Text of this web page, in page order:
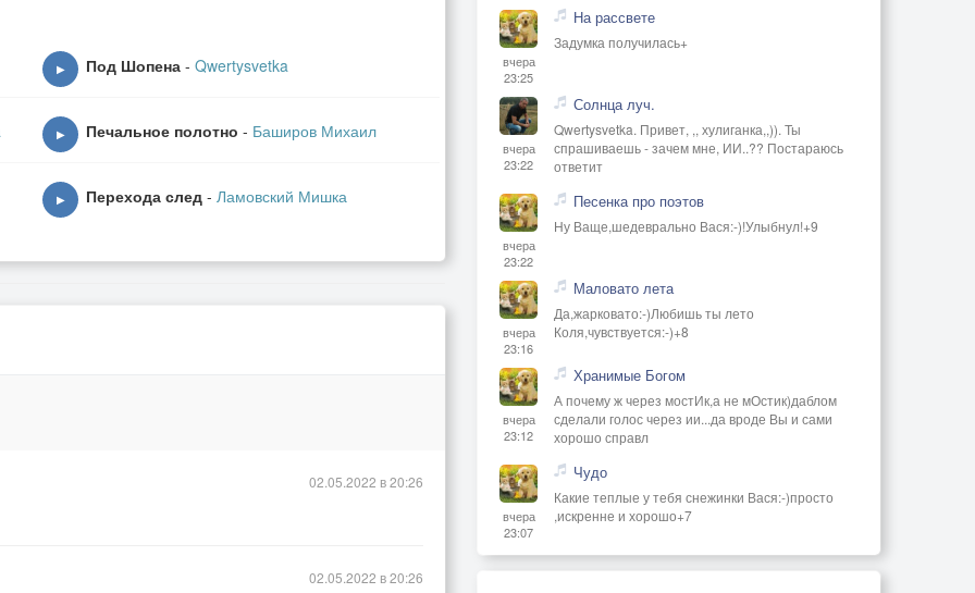
▶ Под Шопена - Qwertysvetka
▶ Печальное полотно - Баширов Михаил
▶ Перехода след - Ламовский Мишка
02.05.2022 в 20:26
02.05.2022 в 20:26
вчера
23:25
На рассвете
Задумка получилась+
вчера
23:22
Солнца луч.
Qwertysvetka. Привет, ,, хулиганка,,)). Ты
спрашиваешь - зачем мне, ИИ..?? Постараюсь
ответит
вчера
23:22
Песенка про поэтов
Ну Ваще,шедеврально Вася:-)!Улыбнул!+9
вчера
23:16
Маловато лета
Да,жарковато:-)Любишь ты лето
Коля,чувствуется:-)+8
вчера
23:12
Хранимые Богом
А почему ж через мостИк,а не мОстик)даблом
сделали голос через ии...да вроде Вы и сами
хорошо справл
вчера
23:07
Чудо
Какие теплые у тебя снежинки Вася:-)просто
,искренне и хорошо+7